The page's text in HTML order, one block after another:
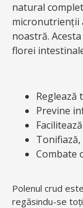
natural
micronutrienţii
noastră.
florei
Previne
Combate
Polenul crud
regăsindu-se